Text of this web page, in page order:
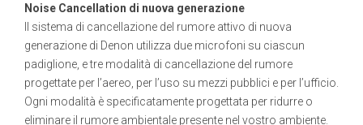
Noise Cancellation di nuova generazione
Il sistema di cancellazione del rumore attivo di nuova
generazione di Denon utilizza due microfoni su ciascun
padiglione, e tre modalità di cancellazione del rumore
progettate per l’aereo, per l’uso su mezzi pubblici e per l’ufficio.
Ogni modalità è specificatamente progettata per ridurre o
eliminare il rumore ambientale presente nel vostro ambiente.